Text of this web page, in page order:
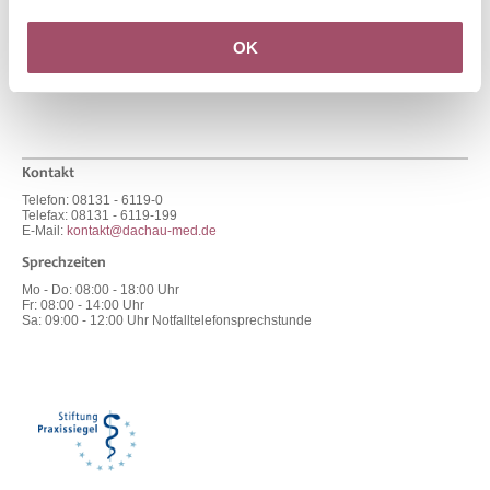
OK
Kontakt
Telefon: 08131 - 6119-0
Telefax: 08131 - 6119-199
E-Mail: kontakt@dachau-med.de
Sprechzeiten
Mo - Do: 08:00 - 18:00 Uhr
Fr: 08:00 - 14:00 Uhr
Sa: 09:00 - 12:00 Uhr Notfalltelefonsprechstunde